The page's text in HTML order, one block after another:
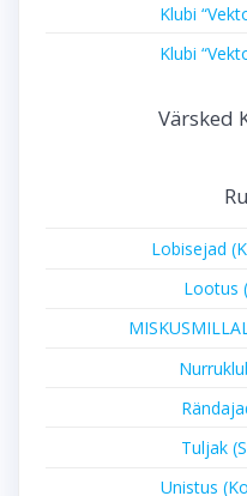
Klubi
Klubi
Värsked
Lobisejad
Lootus
Tuljak
Unistus